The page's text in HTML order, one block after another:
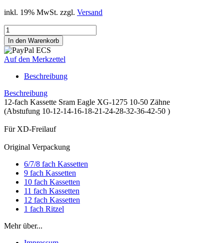
inkl. 19% MwSt. zzgl. Versand
Auf den Merkzettel
Beschreibung
Beschreibung
12-fach Kassette Sram Eagle XG-1275 10-50 Zähne
(Abstufung 10-12-14-16-18-21-24-28-32-36-42-50 )
Für XD-Freilauf
Original Verpackung
6/7/8 fach Kassetten
9 fach Kassetten
10 fach Kassetten
11 fach Kassetten
12 fach Kassetten
1 fach Ritzel
Mehr über...